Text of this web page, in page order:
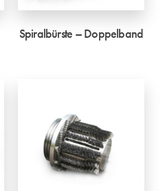
Spiralbürste – Doppelband